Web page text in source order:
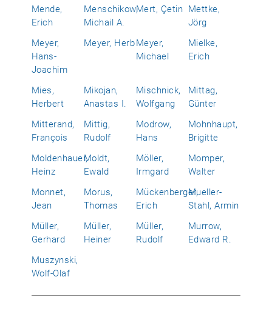
Mende,
Erich
Menschikow,
Michail A.
Mert, Çetin Mettke,
Jörg
Meyer,
Hans-
Joachim
Meyer, HerbMeyer,
Michael
Mielke,
Erich
Mies,
Herbert
Mikojan,
Anastas I.
Mischnick,
Wolfgang
Mittag,
Günter
Mitterand,
François
Mittig,
Rudolf
Modrow,
Hans
Mohnhaupt,
Brigitte
Moldenhauer,
Heinz
Moldt,
Ewald
Möller,
Irmgard
Momper,
Walter
Monnet,
Jean
Morus,
Thomas
Mückenberger,
Erich
Mueller-
Stahl, Armin
Müller,
Gerhard
Müller,
Heiner
Müller,
Rudolf
Murrow,
Edward R.
Muszynski,
Wolf-Olaf